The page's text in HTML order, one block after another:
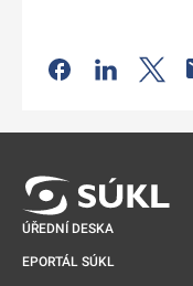
Odkaz seOdkaz
ÚŘEDNÍ DESKA
EPORTÁL SÚKL